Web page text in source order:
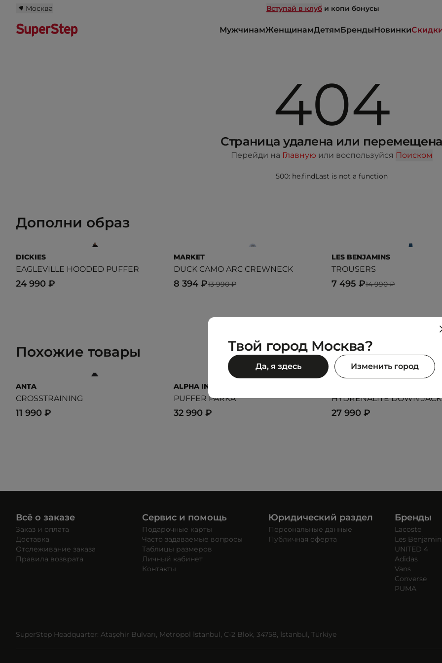
Москва Вступай в клуб и копи бонусы
МужчинамЖенщинамДетямБрендыНовинки
404
Страница удалена или перемещена
Перейди на Главную или воспользуйся Поиском
500: he.findLast is not a function
Дополни образ
DICKIES
EAGLEVILLE HOODED PUFFER
24 990 ₽
MARKET
DUCK CAMO ARC CREWNECK
13 990 ₽
8 394 ₽
LES BENJAMINS
TROUSERS
14 990 ₽
7 495 ₽
Похожие товары
ANTA
CROSSTRAINING
11 990 ₽
ALPHA INDUSTRIES
PUFFER PARKA
32 990 ₽
HYDRENALITE DOWN
27 990 ₽
Всё о заказе
Заказ и оплата
Доставка
Отслеживание заказа
Правила возврата
Сервис и помощь
Подарочные карты
Часто задаваемые вопросы
Таблицы размеров
Личный кабинет
Контакты
Юридический раздел
Персональные данные
Публичная оферта
Бренды
Lacoste
Les
UNITED 4
Adidas
Vans
Converse
PUMA
SuperStep Headquarter: Ataşehir Bulvarı, Metropol İstanbul, C-2 Blok, 34758, İstanbul, Türkiye
Твой город Москва?
Да, я здесь Изменить город